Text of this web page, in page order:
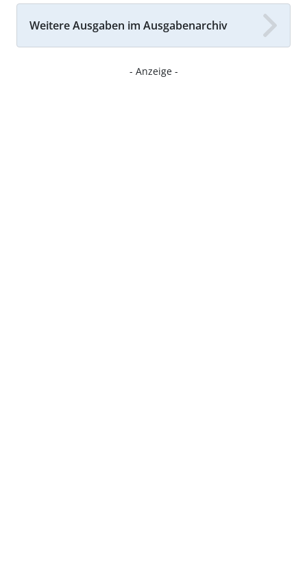
Weitere Ausgaben im Ausgabenarchiv
- Anzeige -